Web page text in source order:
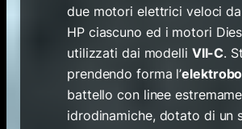
due motori elettrici veloci
HP ciascuno ed i motori
utilizzati dai modelli VII-C.
prendendo forma l’
battello con linee
idrodinamiche, dotato di un